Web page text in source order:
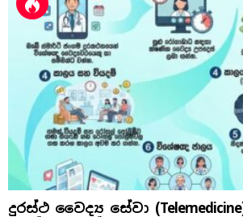
දුරස්ථ වෛද්‍ය සේවා